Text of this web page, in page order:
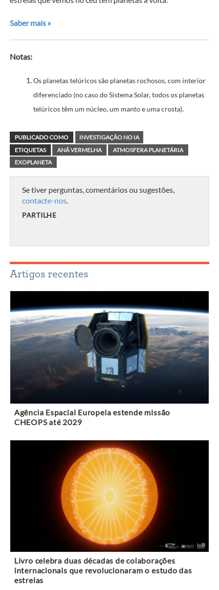
Saber mais »
Notas:
Os planetas telúricos são planetas rochosos, com interior
diferenciado (no caso do Sistema Solar, todos os planetas
telúricos têm um núcleo, um manto e uma crosta).
PUBLICADO COMO
INVESTIGAÇÃO NO IA
ETIQUETAS
ANÃ VERMELHA
ATMOSFERA PLANETÁRIA
EXOPLANETA
Se tiver perguntas, comentários ou sugestões,
contacte-nos.
PARTILHE
Artigos recentes
Agência Espacial Europeia estende missão
CHEOPS até 2029
Livro celebra duas décadas de colaborações
internacionais que revolucionaram o estudo das
estrelas